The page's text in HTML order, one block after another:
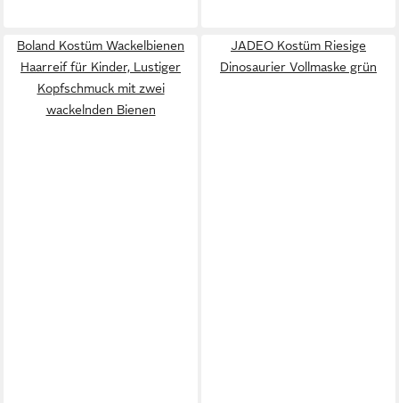
Boland Kostüm Wackelbienen
Haarreif für Kinder, Lustiger
Kopfschmuck mit zwei
wackelnden Bienen
JADEO Kostüm Riesige
Dinosaurier Vollmaske grün